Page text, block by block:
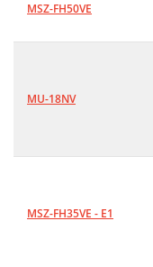
MSZ-FH50VE
MU-18NV
MSZ-FH35VE - E1